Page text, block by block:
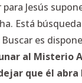
Jesús
Está
es
al Misterio
que él abra